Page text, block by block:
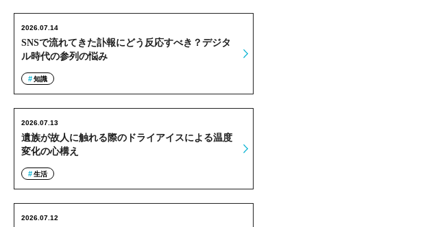
SNSで流れてきた訃報にどう反応すべき？デジタ
ル時代の参列の悩み
2026.07.14
知識
遺族が故人に触れる際のドライアイスによる温度
変化の心構え
2026.07.13
生活
2026.07.12